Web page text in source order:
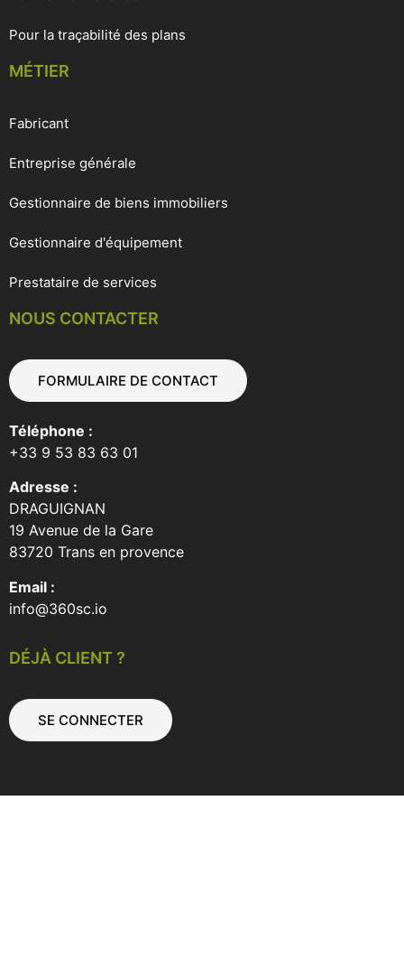
Pour la traçabilité des plans
MÉTIER
Fabricant
Entreprise générale
Gestionnaire de biens immobiliers
Gestionnaire d'équipement
Prestataire de services
NOUS CONTACTER
FORMULAIRE DE CONTACT
Téléphone :
+33 9 53 83 63 01
Adresse :
DRAGUIGNAN
19 Avenue de la Gare
83720 Trans en provence
Email :
info@360sc.io
DÉJÀ CLIENT ?
SE CONNECTER